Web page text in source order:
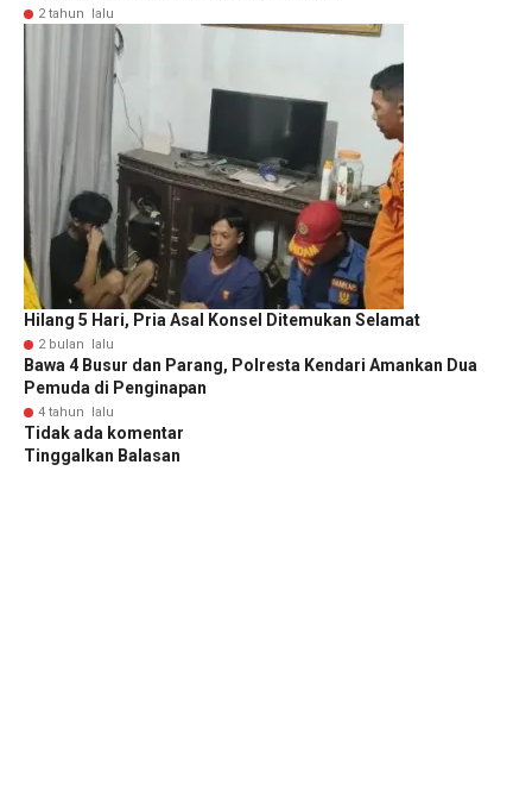
2 tahun lalu
Hilang 5 Hari, Pria Asal Konsel Ditemukan Selamat
2 bulan lalu
Bawa 4 Busur dan Parang, Polresta Kendari Amankan Dua
Pemuda di Penginapan
4 tahun lalu
Tidak ada komentar
Tinggalkan Balasan